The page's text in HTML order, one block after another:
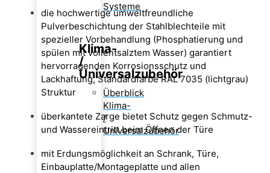
Systeme
Klima-
/
Universalzubehör
Überblick
Klima-
/
Universalzubehör
die hochwertige umweltfreundliche
Pulverbeschichtung der Stahlblechteile mit
spezieller Vorbehandlung (Phosphatierung und
spülen mit vollentsalztem Wasser) garantiert
hervorragenden Korrosionsschutz und
Lackhaftung, Standardfarbe RAL 7035 (lichtgrau)
Struktur
überkantete Zarge bietet Schutz gegen Schmutz-
und Wassereintritt beim Öffnen der Türe
mit Erdungsmöglichkeit an Schrank, Türe,
Einbauplatte/Montageplatte und allen